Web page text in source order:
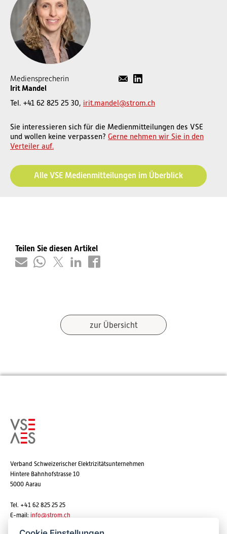
Mediensprecherin
Irit Mandel
Tel. +41 62 825 25 30, irit.mandel@strom.ch
Sie interessieren sich für die Medienmitteilungen des VSE
und wollen keine verpassen? Gerne nehmen wir Sie in den
Verteiler auf.
Alle VSE Medienmitteilungen im Überblick
Teilen Sie diesen Artikel
zur Übersicht
Verband Schweizerischer Elektrizitätsunternehmen
Hintere Bahnhofstrasse 10
5000 Aarau
Tel. +41 62 825 25 25
E-mail: info@strom.ch